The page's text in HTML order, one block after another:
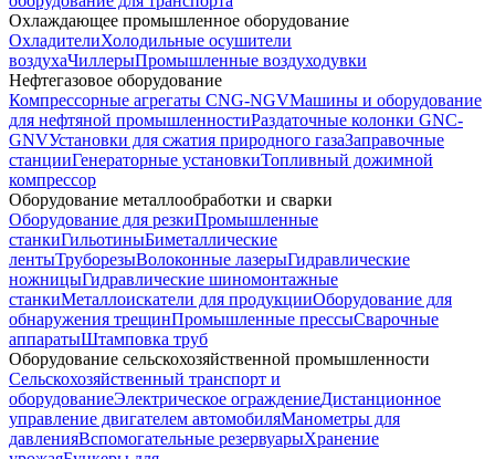
Охлаждающее промышленное оборудование
ОхладителиХолодильные осушители
воздухаЧиллерыПромышленные воздуходувки
Нефтегазовое оборудование
Компрессорные агрегаты CNG-NGVМашины и оборудование
для нефтяной промышленностиРаздаточные колонки GNC-
GNVУстановки для сжатия природного газаЗаправочные
станцииГенераторные установкиТопливный дожимной
компрессор
Оборудование металлообработки и сварки
Оборудование для резкиПромышленные
станкиГильотиныБиметаллические
лентыТруборезыВолоконные лазерыГидравлические
ножницыГидравлические шиномонтажные
станкиМеталлоискатели для продукцииОборудование для
обнаружения трещинПромышленные прессыСварочные
аппаратыШтамповка труб
Оборудование сельскохозяйственной промышленности
Сельскохозяйственный транспорт и
оборудованиеЭлектрическое ограждениеДистанционное
управление двигателем автомобиляМанометры для
давленияВспомогательные резервуарыХранение